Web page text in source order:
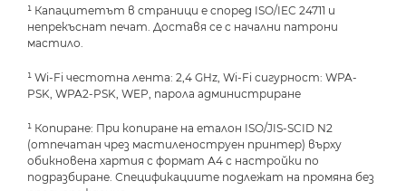
¹ Капацитетът в страници е според ISO/IEC 24711 и
непрекъснат печат. Доставя се с начални патрони
мастило.
¹ Wi-Fi честотна лента: 2,4 GHz, Wi-Fi сигурност: WPA-
PSK, WPA2-PSK, WEP, парола администриране
¹ Копиране: При копиране на еталон ISO/JIS-SCID N2
(отпечатан чрез мастиленоструен принтер) върху
обикновена хартия с формат А4 с настройки по
подразбиране. Спецификациите подлежат на промяна без